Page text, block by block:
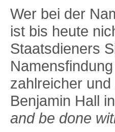
Wer bei der
ist bis heute
Staatsdieners
zahlreicher
Benjamin Hall
and be done